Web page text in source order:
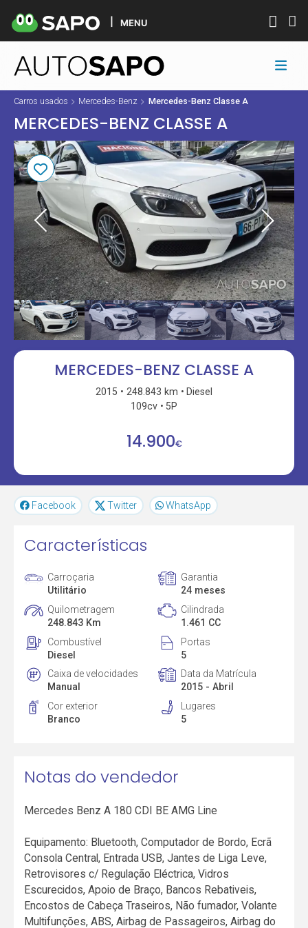
MENU
Carros usados Mercedes-Benz Mercedes-Benz Classe A
MERCEDES-BENZ CLASSE A
MERCEDES-BENZ CLASSE A
2015 248.843 km
Diesel
109cv
5P
14.900€
Facebook Twitter WhatsApp
Características
Carroçaria
Utilitário
Garantia
24 meses
Quilometragem
248.843 Km
Cilindrada
1.461 CC
Combustível
Diesel
Portas
5
Caixa de velocidades
Manual
Data da Matrícula
2015 - Abril
Cor exterior
Branco
Lugares
5
Notas do vendedor
Mercedes Benz A 180 CDI BE AMG Line
Equipamento: Bluetooth, Computador de Bordo, Ecrã
Consola Central, Entrada USB, Jantes de Liga Leve,
Retrovisores c/ Regulação Eléctrica, Vidros
Escurecidos, Apoio de Braço, Bancos Rebativeis,
Encostos de Cabeça Traseiros, Não fumador, Volante
Multifunções, ABS, Airbag de Passageiros, Airbag do